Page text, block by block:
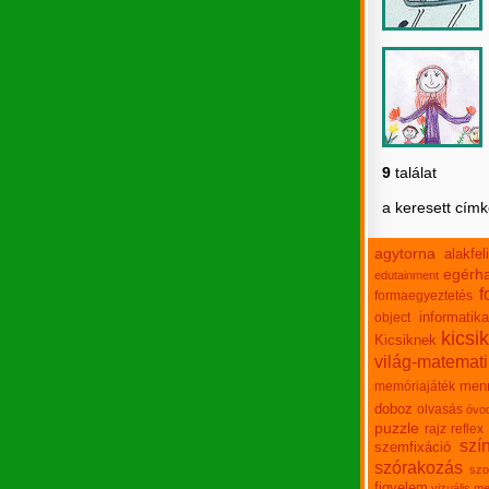
9 találat
a keresett
agytorna
edutainment
formaegyeztetés
object
informatika
Kicsiknek
világ-
memóriajáték
doboz olvasás
puzzle rajz reflex
szemfixáció szín
szórakozás